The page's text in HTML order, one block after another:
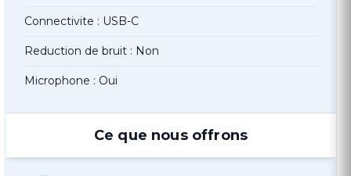
Connectivite : USB-C
Reduction de bruit : Non
Microphone : Oui
Ce que nous offrons